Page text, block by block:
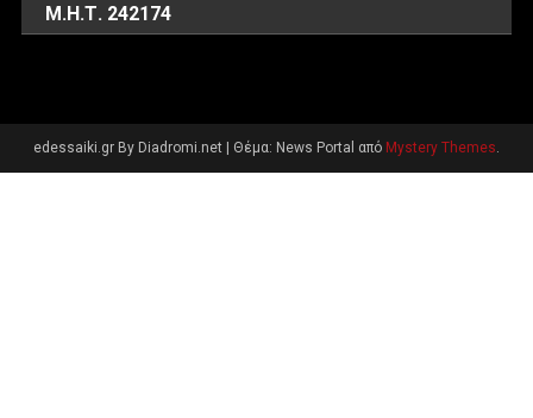
Μ.Η.Τ. 242174
edessaiki.gr By Diadromi.net Θέμα: News Portal από Mystery Themes.